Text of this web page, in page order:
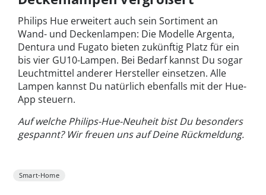
Philips Hue erweitert auch sein Sortiment an
Wand- und Deckenlampen: Die Modelle Argenta,
Dentura und Fugato bieten zukünftig Platz für ein
bis vier GU10-Lampen. Bei Bedarf kannst Du sogar
Leuchtmittel anderer Hersteller einsetzen. Alle
Lampen kannst Du natürlich ebenfalls mit der Hue-
App steuern.
Auf welche Philips-Hue-Neuheit bist Du besonders
gespannt? Wir freuen uns auf Deine Rückmeldung.
Smart-Home